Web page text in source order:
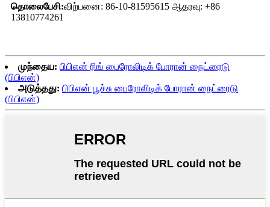
தொலைபேசி:விற்பனை: 86-10-81595615 ஆதரவு: +86
13810774261
முந்தைய: பிபிஎன் ரிங் பைரோலிடிக் போரான் நைட்ரைடு
(பிபிஎன்)
அடுத்தது: பிபிஎன் பூச்சு பைரோலிடிக் போரான் நைட்ரைடு
(பிபிஎன்)